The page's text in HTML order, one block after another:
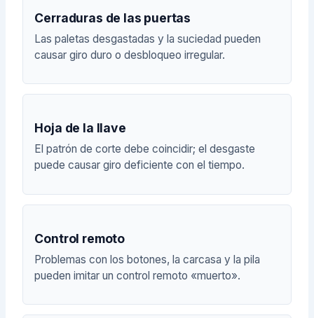
Cerraduras de las puertas
Las paletas desgastadas y la suciedad pueden
causar giro duro o desbloqueo irregular.
Hoja de la llave
El patrón de corte debe coincidir; el desgaste
puede causar giro deficiente con el tiempo.
Control remoto
Problemas con los botones, la carcasa y la pila
pueden imitar un control remoto «muerto».